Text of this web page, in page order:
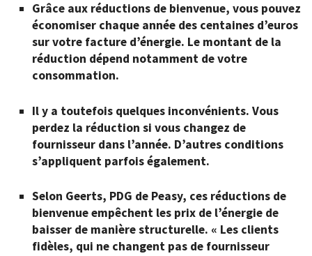
Grâce aux réductions de bienvenue, vous pouvez
économiser chaque année des centaines d’euros
sur votre facture d’énergie. Le montant de la
réduction dépend notamment de votre
consommation.
Il y a toutefois quelques inconvénients. Vous
perdez la réduction si vous changez de
fournisseur dans l’année. D’autres conditions
s’appliquent parfois également.
Selon Geerts, PDG de Peasy, ces réductions de
bienvenue empêchent les prix de l’énergie de
baisser de manière structurelle. « Les clients
fidèles, qui ne changent pas de fournisseur